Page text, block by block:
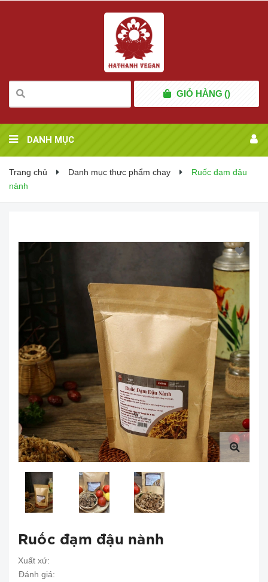
GIỎ HÀNG ()
DANH MỤC
Trang chủ Danh mục thực phẩm chay
Ruốc đạm đậu
nành
Ruốc đạm đậu nành
Xuất xứ:
Đánh giá: